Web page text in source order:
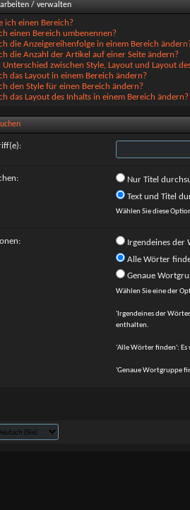
/ verwalten
ich einen Bereich?
einen Bereich umbenennen?
die Anzeigereihenfolge in einem Bereich
die Anzahl der Artikel auf einer Seite ändern?
Unterschied zwischen Style, Layout und Layout
das Layout in einem Bereich ändern?
den Style für einen Bereich ändern?
das Layout des Inhalts in einem Bereich ändern?
Nur Titel
Text und Titel
Wählen Sie diese
Irgendeines der
Alle Wörter
Genaue
Wählen Sie eine der
'Irgendeines der
enthalten.
'Alle Wörter finden': Es
'Genaue Wortgruppe